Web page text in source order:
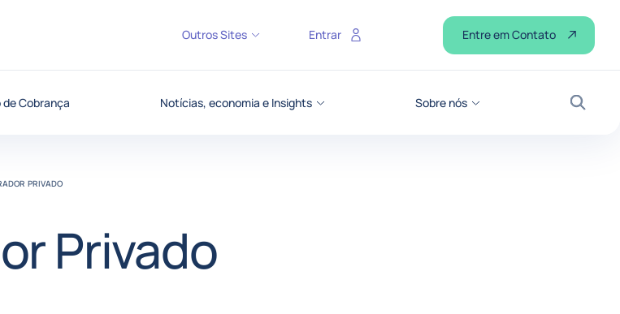
Cobrança Notícias, economia e Insights Sobre nós
Busca
Outros Sites Entrar Entre em Contato
PRIVADO
Privado